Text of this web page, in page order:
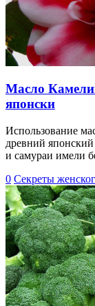
Масло
японски
Использование
древний японский
и самураи имели
0 Секреты